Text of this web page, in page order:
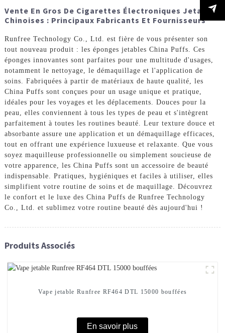
Vente En Gros De Cigarettes Électroniques Jetables
Chinoises : Principaux Fabricants Et Fournisseurs
Runfree Technology Co., Ltd. est fière de vous présenter son
tout nouveau produit : les éponges jetables China Puffs. Ces
éponges innovantes sont parfaites pour une multitude d'usages,
notamment le nettoyage, le démaquillage et l'application de
soins. Fabriquées à partir de matériaux de haute qualité, les
China Puffs sont conçues pour un usage unique et pratique,
idéales pour les voyages et les déplacements. Douces pour la
peau, elles conviennent à tous les types de peau et s'intègrent
parfaitement à toutes les routines beauté. Leur texture douce et
absorbante assure une application et un démaquillage efficaces,
tout en offrant une expérience luxueuse et relaxante. Que vous
soyez maquilleuse professionnelle ou simplement soucieuse de
votre apparence, les China Puffs sont un accessoire de beauté
indispensable. Pratiques, hygiéniques et faciles à utiliser, elles
simplifient votre routine de soins et de maquillage. Découvrez
le confort et le luxe des China Puffs de Runfree Technology
Co., Ltd. et sublimez votre routine beauté dès aujourd'hui !
Produits Associés
Vape jetable Runfree RF464 DTL 15000 bouffées
En savoir plus